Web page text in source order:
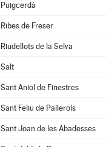
Puigcerdà
Ribes de Freser
Riudellots de la Selva
Salt
Sant Aniol de Finestres
Sant Feliu de Pallerols
Sant Joan de les Abadesses